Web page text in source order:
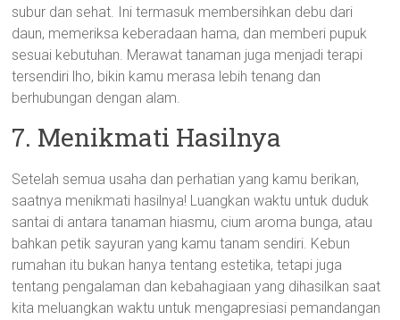
subur dan sehat. Ini termasuk membersihkan debu dari
daun, memeriksa keberadaan hama, dan memberi pupuk
sesuai kebutuhan. Merawat tanaman juga menjadi terapi
tersendiri lho, bikin kamu merasa lebih tenang dan
berhubungan dengan alam.
7. Menikmati Hasilnya
Setelah semua usaha dan perhatian yang kamu berikan,
saatnya menikmati hasilnya! Luangkan waktu untuk duduk
santai di antara tanaman hiasmu, cium aroma bunga, atau
bahkan petik sayuran yang kamu tanam sendiri. Kebun
rumahan itu bukan hanya tentang estetika, tetapi juga
tentang pengalaman dan kebahagiaan yang dihasilkan saat
kita meluangkan waktu untuk mengapresiasi pemandangan